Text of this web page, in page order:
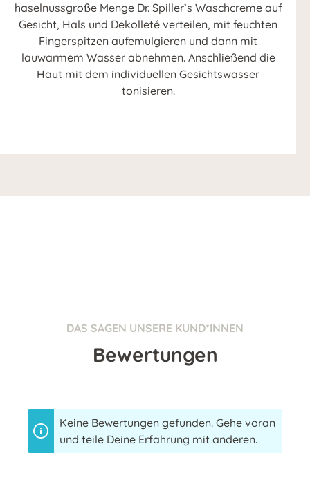
haselnussgroße Menge Dr. Spiller’s Waschcreme auf
Gesicht, Hals und Dekolleté verteilen, mit feuchten
Fingerspitzen aufemulgieren und dann mit
lauwarmem Wasser abnehmen. Anschließend die
Haut mit dem individuellen Gesichtswasser
tonisieren.
DAS SAGEN UNSERE KUND*INNEN
Bewertungen
Keine Bewertungen gefunden. Gehe voran
und teile Deine Erfahrung mit anderen.